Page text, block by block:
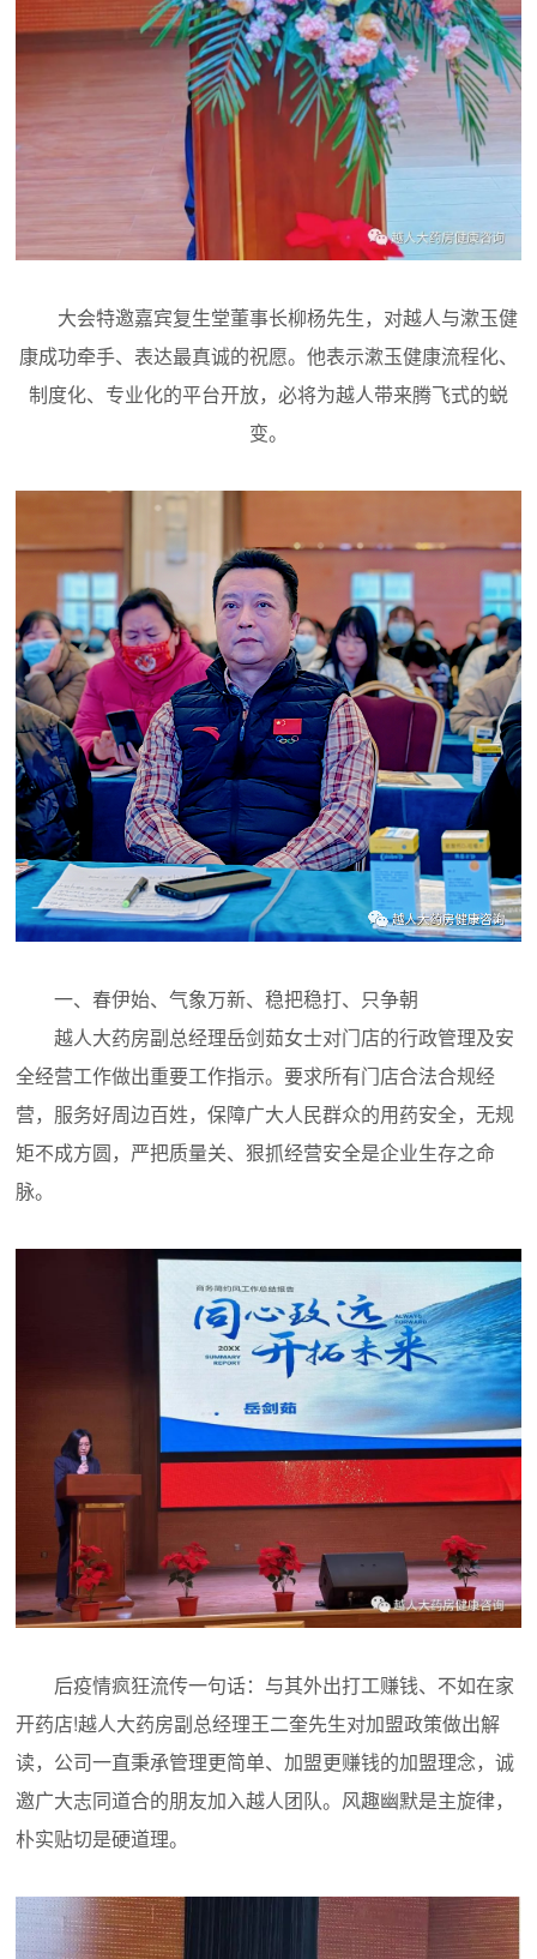
大会特邀嘉宾复生堂董事长柳杨先生，对越人与漱玉健
康成功牵手、表达最真诚的祝愿。他表示漱玉健康流程化、
制度化、专业化的平台开放，必将为越人带来腾飞式的蜕
变。
一、春伊始、气象万新、稳把稳打、只争朝
越人大药房副总经理岳剑茹女士对门店的行政管理及安
全经营工作做出重要工作指示。要求所有门店合法合规经
营，服务好周边百姓，保障广大人民群众的用药安全，无规
矩不成方圆，严把质量关、狠抓经营安全是企业生存之命
脉。
后疫情疯狂流传一句话：与其外出打工赚钱、不如在家
开药店!越人大药房副总经理王二奎先生对加盟政策做出解
读，公司一直秉承管理更简单、加盟更赚钱的加盟理念，诚
邀广大志同道合的朋友加入越人团队。风趣幽默是主旋律，
朴实贴切是硬道理。